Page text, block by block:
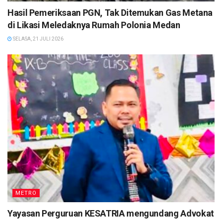
Hasil Pemeriksaan PGN, Tak Ditemukan Gas Metana
di Likasi Meledaknya Rumah Polonia Medan
SELASA, 21 JULI 2026
METRO
Yayasan Perguruan KESATRIA mengundang Advokat